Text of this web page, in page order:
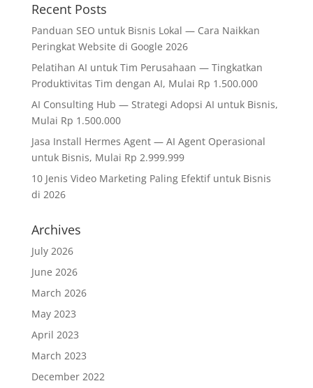
Recent Posts
Panduan SEO untuk Bisnis Lokal — Cara Naikkan
Peringkat Website di Google 2026
Pelatihan AI untuk Tim Perusahaan — Tingkatkan
Produktivitas Tim dengan AI, Mulai Rp 1.500.000
AI Consulting Hub — Strategi Adopsi AI untuk Bisnis,
Mulai Rp 1.500.000
Jasa Install Hermes Agent — AI Agent Operasional
untuk Bisnis, Mulai Rp 2.999.999
10 Jenis Video Marketing Paling Efektif untuk Bisnis
di 2026
Archives
July 2026
June 2026
March 2026
May 2023
April 2023
March 2023
December 2022